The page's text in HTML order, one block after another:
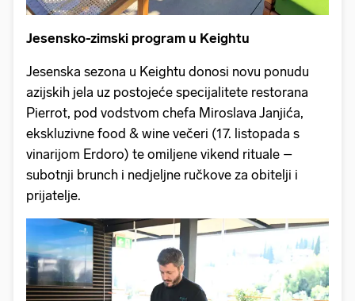
Jesensko-zimski program u Keightu
Jesenska sezona u Keightu donosi novu ponudu
azijskih jela uz postojeće specijalitete restorana
Pierrot, pod vodstvom chefa Miroslava Janjića,
ekskluzivne food & wine večeri (17. listopada s
vinarijom Erdoro) te omiljene vikend rituale –
subotnji brunch i nedjeljne ručkove za obitelji i
prijatelje.